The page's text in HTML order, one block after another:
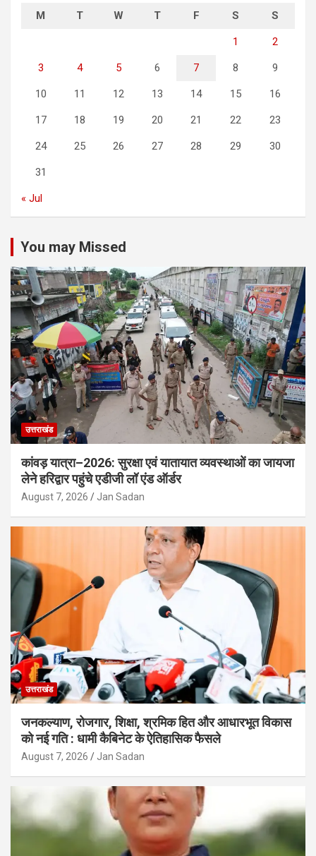
M T W T F S S
1 2
3 4 5 6 7 8 9
10 11 12 13 14 15 16
17 18 19 20 21 22 23
24 25 26 27 28 29 30
31
« Jul
You may Missed
उत्तराखंड
कांवड़ यात्रा–2026: सुरक्षा एवं यातायात व्यवस्थाओं का जायजा
लेने हरिद्वार पहुंचे एडीजी लॉ एंड ऑर्डर
August 7, 2026 Jan Sadan
उत्तराखंड
जनकल्याण, रोजगार, शिक्षा, श्रमिक हित और आधारभूत विकास
को नई गति : धामी कैबिनेट के ऐतिहासिक फैसले
August 7, 2026 Jan Sadan